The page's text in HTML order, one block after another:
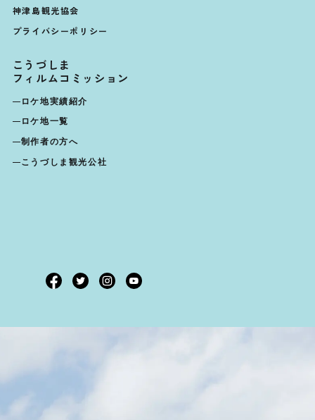
神津島観光協会
プライバシーポリシー
こうづしま
フィルムコミッション
ロケ地実績紹介
ロケ地一覧
制作者の方へ
こうづしま観光公社